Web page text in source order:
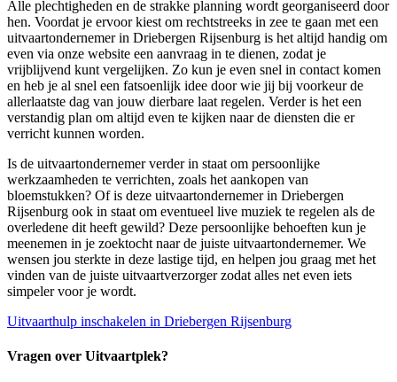
Alle plechtigheden en de strakke planning wordt georganiseerd door
hen. Voordat je ervoor kiest om rechtstreeks in zee te gaan met een
uitvaartondernemer in Driebergen Rijsenburg is het altijd handig om
even via onze website een aanvraag in te dienen, zodat je
vrijblijvend kunt vergelijken. Zo kun je even snel in contact komen
en heb je al snel een fatsoenlijk idee door wie jij bij voorkeur de
allerlaatste dag van jouw dierbare laat regelen. Verder is het een
verstandig plan om altijd even te kijken naar de diensten die er
verricht kunnen worden.
Is de uitvaartondernemer verder in staat om persoonlijke
werkzaamheden te verrichten, zoals het aankopen van
bloemstukken? Of is deze uitvaartondernemer in Driebergen
Rijsenburg ook in staat om eventueel live muziek te regelen als de
overledene dit heeft gewild? Deze persoonlijke behoeften kun je
meenemen in je zoektocht naar de juiste uitvaartondernemer. We
wensen jou sterkte in deze lastige tijd, en helpen jou graag met het
vinden van de juiste uitvaartverzorger zodat alles net even iets
simpeler voor je wordt.
Uitvaarthulp inschakelen in Driebergen Rijsenburg
Vragen over Uitvaartplek?